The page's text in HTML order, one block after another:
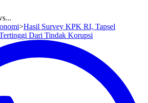
>Hasil Survey KPK RI, Tapsel
Dari Tindak Korupsi